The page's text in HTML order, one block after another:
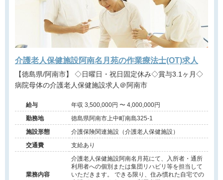
介護老人保健施設阿南名月苑の作業療法士(OT)求人
【徳島県/阿南市】 ◇日曜日・祝日固定休み◇賞与3.1ヶ月◇
病院母体の介護老人保健施設求人＠阿南市
給与
年収 3,500,000円 〜 4,000,000円
勤務地
徳島県阿南市上中町南島325-1
施設形態
介護保険関連施設（介護老人保健施設）
交通費
支給あり
業務内容
介護老人保健施設阿南名月苑にて、入所者・通所
利用者への個別または集団リハビリ等を担当して
いただきます。 できる限り、住み慣れた自宅での